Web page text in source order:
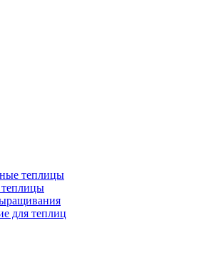
теплицы
для теплиц